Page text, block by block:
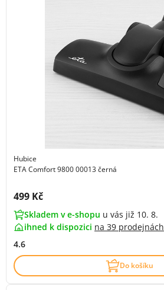
Hubice
ETA Comfort 9800 00013 černá
Cena s DPH:
499 Kč
Skladem v e-shopu u vás již 10. 8.
ihned k dispozici na 39 prodejnách
4.6
Do košíku